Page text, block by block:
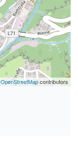
OpenStreetMapcontributors